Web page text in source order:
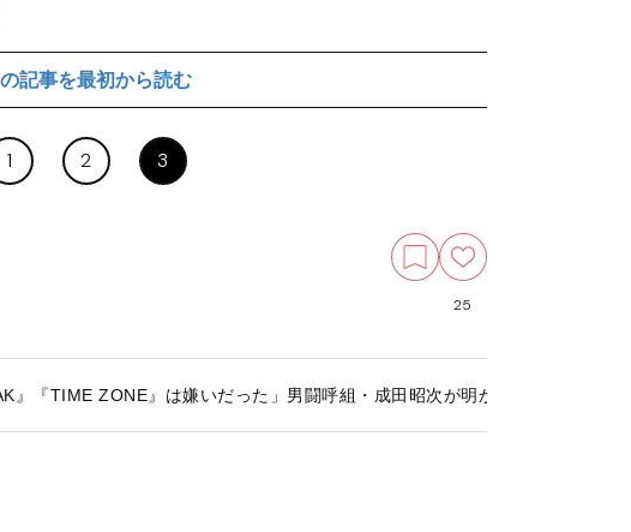
記事を最初から読む
1 2 3
25
』『TIME ZONE』は嫌いだった」男闘呼組・成田昭次が明かす若き日の本音